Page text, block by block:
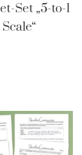
Set „5-to-1